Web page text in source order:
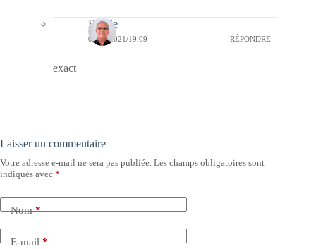
Bernie
07/12/2021/19:09 RÉPONDRE
exact
Laisser un commentaire
Votre adresse e-mail ne sera pas publiée. Les champs obligatoires sont
indiqués avec *
Nom*
E-mail*